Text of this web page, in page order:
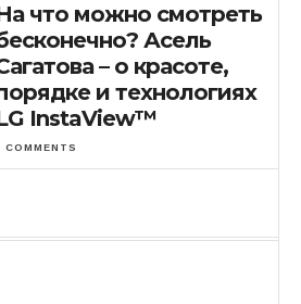
что можно смотреть
Асель
– о красоте,
и технологиях
InstaView™
COMMENTS